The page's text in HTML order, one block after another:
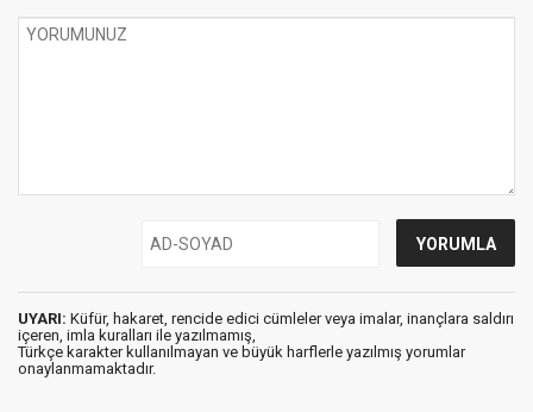
UYARI: Küfür, hakaret, rencide edici cümleler veya imalar, inançlara saldırı
içeren, imla kuralları ile yazılmamış,
Türkçe karakter kullanılmayan ve büyük harflerle yazılmış yorumlar
onaylanmamaktadır.